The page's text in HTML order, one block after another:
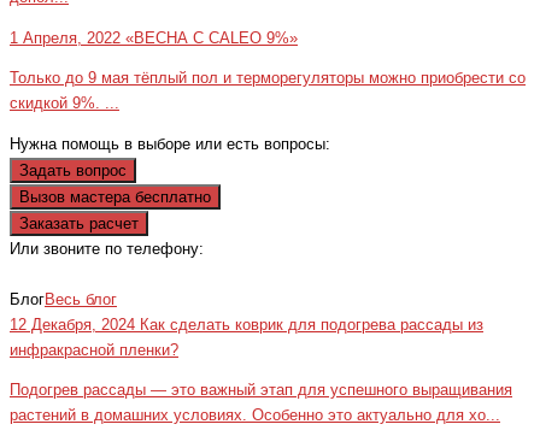
1 Апреля, 2022 «ВЕСНА С CALEO 9%»
Только до 9 мая тёплый пол и терморегуляторы можно приобрести со
скидкой 9%. ...
Нужна помощь в выборе или есть вопросы:
Задать вопрос
Вызов мастера бесплатно
Заказать расчет
Или звоните по телефону:
БлогВесь блог
12 Декабря, 2024 Как сделать коврик для подогрева рассады из
инфракрасной пленки?
Подогрев рассады — это важный этап для успешного выращивания
растений в домашних условиях. Особенно это актуально для хо...